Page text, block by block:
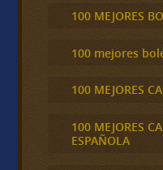
100 MEJORES
100 mejores
100 MEJORES
100 MEJORES
ESPAÑOLA